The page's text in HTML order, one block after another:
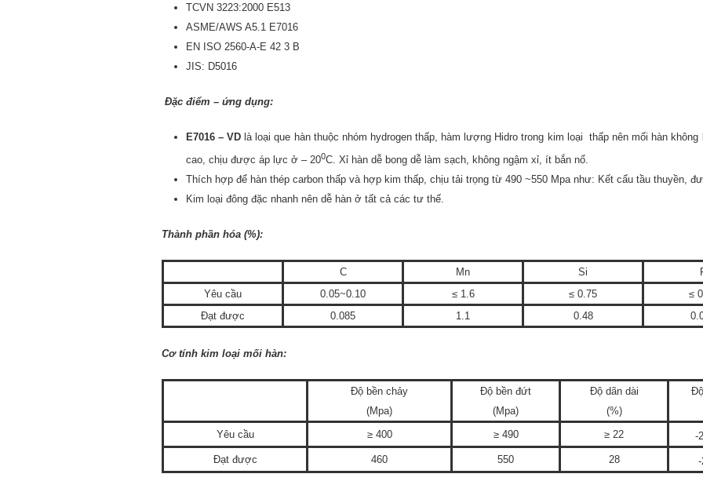
TCVN 3223:2000 E513
ASME/AWS A5.1 E7016
EN ISO 2560-A-E 42 3 B
JIS: D5016
Đặc điểm – ứng dụng:
E7016 – VD là loại que hàn thuộc nhóm hydrogen thấp, hàm lượng Hidro trong kim loại thấp nên mối hàn
cao, chịu được áp lực ở – 200C. Xỉ hàn dễ bong dễ làm sạch, không ngậm xỉ, ít bắn nổ.
Thích hợp để hàn thép carbon thấp và hợp kim thấp, chịu tải trọng từ 490 ~550 Mpa như: Kết cấu tầu thuyền,
Kim loại đông đặc nhanh nên dễ hàn ở tất cả các tư thế.
Thành phần hóa (%):
C Mn Si
Yêu cầu
0.05~0.10 ≤ 1.6 ≤ 0.75 ≤
Đạt được
0.085 1.1 0.48
Cơ tính kim loại mối hàn:
Độ bền chảy
(Mpa)
Độ bền đứt
(Mpa)
Độ dãn dài
(%)
Yêu cầu ≥ 400 ≥ 490 ≥ 22 -
Đạt được 460 550 28